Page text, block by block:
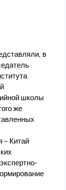
в
школы
же
– Китай